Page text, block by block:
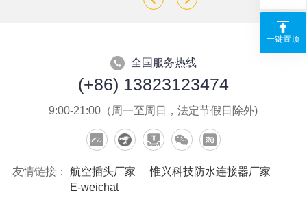
全国服务热线
(+86) 13823123474
9:00-21:00（周一至周日，法定节假日除外)
友情链接： 航空插头厂家
惟兴科技防水连接器厂家
E-weichat
一键置顶